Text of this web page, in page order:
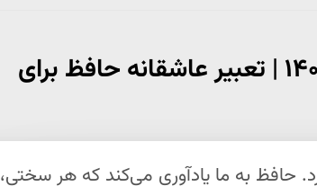
فال حافظ امروز چهارشنبه ۲۳ مهر ۱۴۰۴ | تعبیر عاشقانه حافظ برای
حافظ به ما یادآوری می‌کند که هر سختی،